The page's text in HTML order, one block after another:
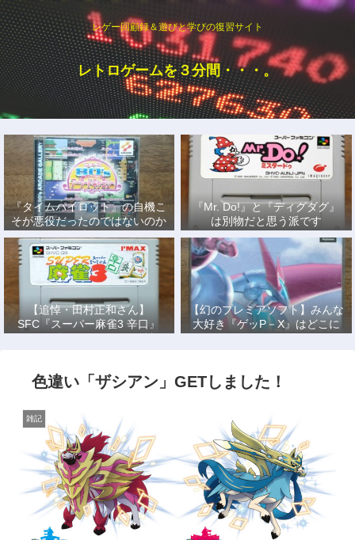
レゲー回顧録＆遊びと学びの復習サイト
レトロゲームを３分間・・・。
『タイムパイロット』の自機こ
そが悪役だったのではないのか
説
『Mr. Do!』と『ディグダグ』
は別物だと思う派です
【追悼・田村正和さん】
SFC『スーパー麻雀3 辛口』
で、あの名優になりきって戦っ
【幻のプレミアソフト】みんな
大好き『ゲッP－X』はどこに
もない！
色違い「ザシアン」GETしました！
雑記